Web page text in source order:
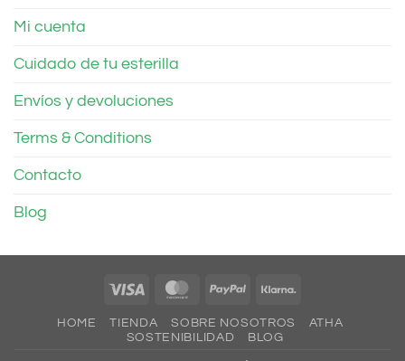
Mi cuenta
Cuidado de tu esterilla
Envíos y devoluciones
Terms & Conditions
Contacto
Blog
Visa MasterCard
PayPal
HOME TIENDA SOBRE NOSOTROS
ATHA
SOSTENIBILIDAD
BLOG